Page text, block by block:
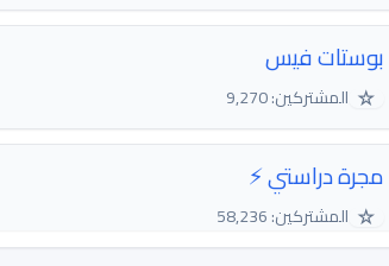
بوستات فيس
☆ المشتركين: 9,270
مجرة دراستي ⚡️
☆ المشتركين: 58,236